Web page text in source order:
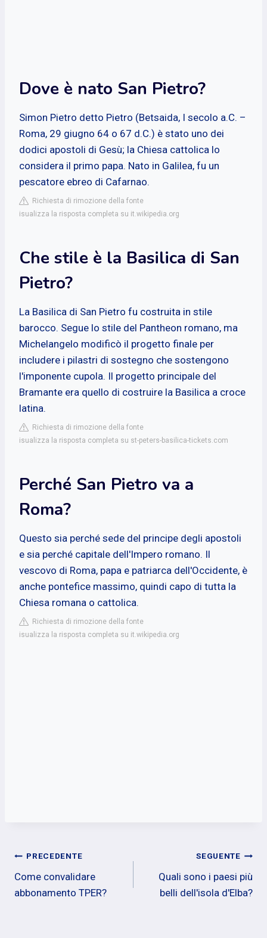
Dove è nato San Pietro?
Simon Pietro detto Pietro (Betsaida, I secolo a.C. –
Roma, 29 giugno 64 o 67 d.C.) è stato uno dei
dodici apostoli di Gesù; la Chiesa cattolica lo
considera il primo papa. Nato in Galilea, fu un
pescatore ebreo di Cafarnao.
Richiesta di rimozione della fonte
isualizza la risposta completa su it.wikipedia.org
Che stile è la Basilica di San
Pietro?
La Basilica di San Pietro fu costruita in stile
barocco. Segue lo stile del Pantheon romano, ma
Michelangelo modificò il progetto finale per
includere i pilastri di sostegno che sostengono
l'imponente cupola. Il progetto principale del
Bramante era quello di costruire la Basilica a croce
latina.
Richiesta di rimozione della fonte
isualizza la risposta completa su st-peters-basilica-tickets.com
Perché San Pietro va a
Roma?
Questo sia perché sede del principe degli apostoli
e sia perché capitale dell'Impero romano. Il
vescovo di Roma, papa e patriarca dell'Occidente, è
anche pontefice massimo, quindi capo di tutta la
Chiesa romana o cattolica.
Richiesta di rimozione della fonte
isualizza la risposta completa su it.wikipedia.org
Navigazione
articoli
PRECEDENTE
Come convalidare
abbonamento TPER?
SEGUENTE
Quali sono i paesi più
belli dell'isola d'Elba?